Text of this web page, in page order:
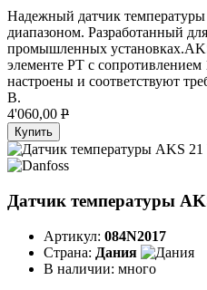
Надежный датчик
диапазоном. Разработанный
промышленных
элементе PT с
настроены и соответствуют
B.
4'060,00 P
Купить
Датчик температуры
Артикул: 084N2017
Страна: Дания
В наличии: много